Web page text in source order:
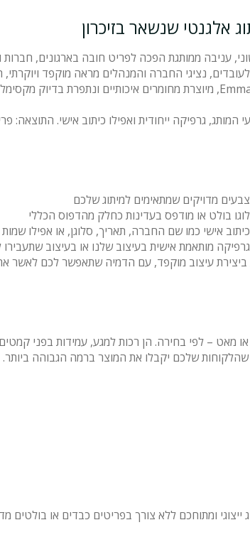
אלגנטי שנשאר בזיכרון
עניבה ממותגת הפכה לפריט חובה בארגונים, חברות
נציגי החברה והמנהלים מראה מוקפד
גרפיקה ייחודית ואפילו כיתוב אישי. התוצאה:
צבעים מדויקים שמתאימים למיתוג שלכם
לוגו בולט או מודפס בעדינות כחלק מהדפוס הכללי
כיתוב אישי כמו שם החברה, תאריך, סלוגן, או אפילו
גרפיקה מותאמת אישית בעיצוב שלנו או בעיצוב שתעבירו
עיצוב מוקפד, עם הדמיה שתאפשר לכם לאשר
או מאט – לפי בחירה. הן רכות למגע, עמידות בפני
שלכם יקבלו את המוצר ברמה הגבוהה ביותר.
ומתוחכם ללא צורך בפריטים כבדים או בולטים